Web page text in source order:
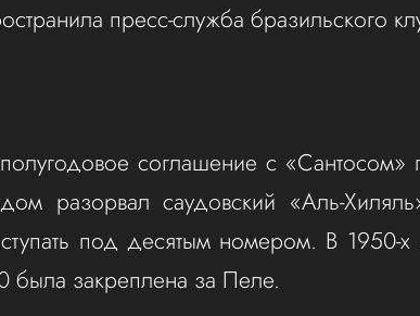
пресс-служба бразильского
соглашение с «Сантосом»
разорвал саудовский «Аль-
под десятым номером. В 1950-
была закреплена за Пеле.